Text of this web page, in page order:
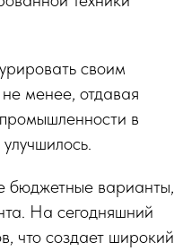
своим
менее, отдавая
в
бюджетные варианты,
На сегодняшний
что создает широкий